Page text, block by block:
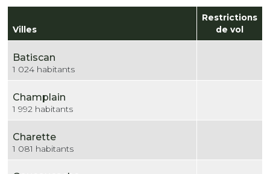
Villes
Restrictions
de vol
Batiscan
1 024 habitants
Champlain
1 992 habitants
Charette
1 081 habitants